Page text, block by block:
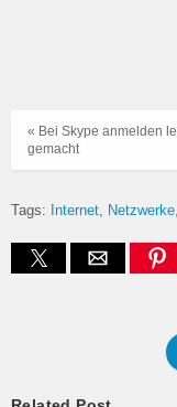
« Bei Skype anmelden
gemacht
Tags: Internet Netzwerke